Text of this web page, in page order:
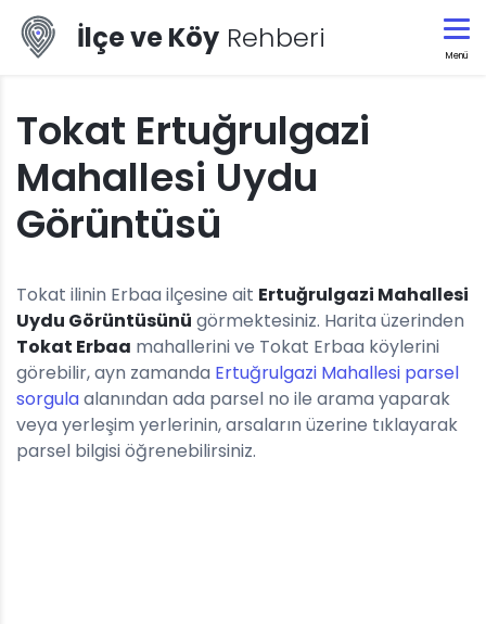
İlçe ve Köy Rehberi
Menü
Tokat Ertuğrulgazi
Mahallesi Uydu
Görüntüsü
Tokat ilinin Erbaa ilçesine ait Ertuğrulgazi Mahallesi
Uydu Görüntüsünü görmektesiniz. Harita üzerinden
Tokat Erbaa mahallerini ve Tokat Erbaa köylerini
görebilir, ayn zamanda Ertuğrulgazi Mahallesi parsel
sorgulaalanından ada parsel no ile arama yaparak
veya yerleşim yerlerinin, arsaların üzerine tıklayarak
parsel bilgisi öğrenebilirsiniz.